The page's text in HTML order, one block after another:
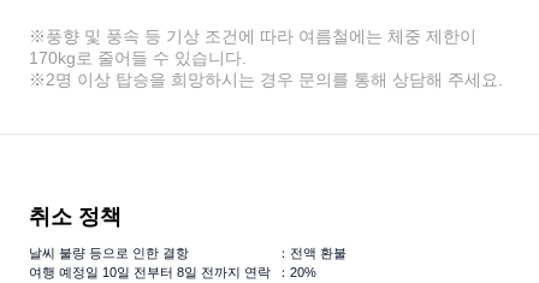
※풍향 및 풍속 등 기상 조건에 따라 여름철에는 체중 제한이
170kg로 줄어들 수 있습니다.
※2명 이상 탑승을 희망하시는 경우 문의를 통해 상담해 주세요.
취소 정책
날씨 불량 등으로 인한 결항
：전액 환불
여행 예정일 10일 전부터 8일 전까지 연락
：20%